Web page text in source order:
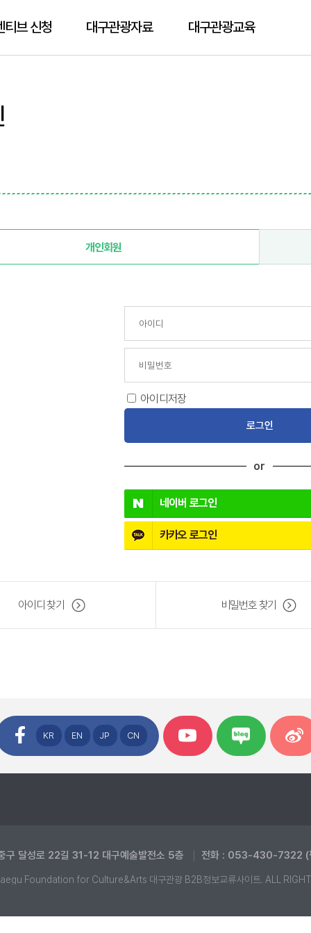
티브 신청 대구관광자료 대구관광교육
개인회원
아
비
밀
호
아이디저장
or
네이버 로그인
카카오 로그인
아이디 찾기 비밀번호 찾기
KR EN JP CN
구 달성로 22길 31-12 대구예술발전소 5층 전화 : 053-430-7322
Foundation for Culture&Arts 대구관광 B2B정보교류사이트. ALL